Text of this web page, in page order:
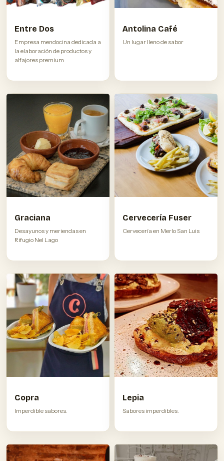
Entre Dos
Empresa mendocina dedicada a
la elaboración de productos y
alfajores premium
Antolina Café
Un lugar lleno de sabor
Graciana
Desayunos y meriendas en
Rifugio Nel Lago
Cervecería Fuser
Cervecería en Merlo San Luis
Copra
Imperdible sabores.
Lepia
Sabores imperdibles.